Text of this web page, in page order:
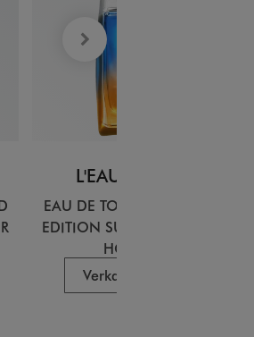
L'EAU KENZO
EAU DE TOILETTE LIMITED
EDITION SUNLIGHT POUR
HOMME
Verkaufsstellen